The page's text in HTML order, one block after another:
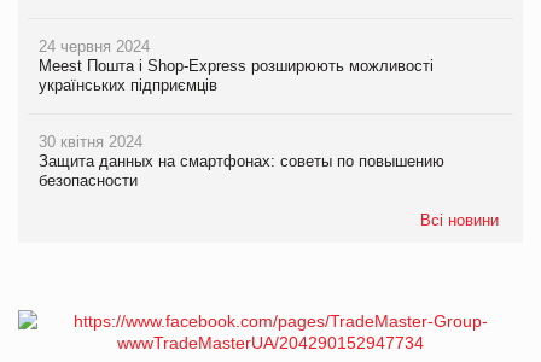
24 червня 2024
Meest Пошта і Shop-Express розширюють можливості
українських підприємців
30 квітня 2024
Защита данных на смартфонах: советы по повышению
безопасности
Всі новини